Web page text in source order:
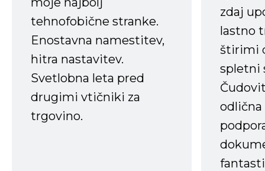
tehnofobične stranke.
Enostavna namestitev,
hitra nastavitev.
Svetlobna leta pred
drugimi vtičniki za
trgovino.
zdaj
lastno
štirimi
spletni